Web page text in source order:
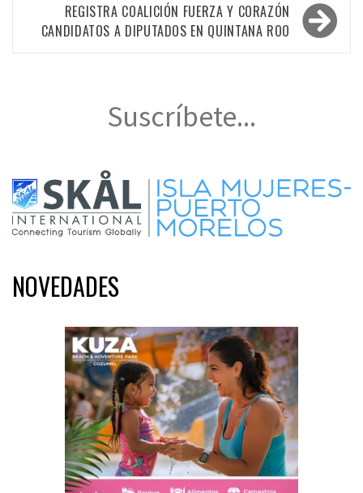
entradasREGISTRA COALICIÓN FUERZA Y CORAZÓN
CANDIDATOS A DIPUTADOS EN QUINTANA ROO
Suscríbete...
NOVEDADES